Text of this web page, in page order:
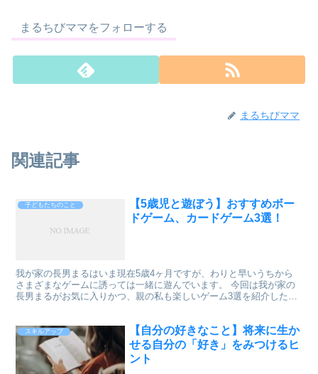
まるちびママをフォローする
まるちびママ
関連記事
子どもたちのこと
【5歳児と遊ぼう】おすすめボー
ドゲーム、カードゲーム3選！
我が家の長男まるはいま現在5歳4ヶ月ですが、わりと早いうちから
さまざまなゲームに誘っては一緒に遊んでいます。 今回は我が家の
長男まるがお気に入りかつ、親の私も楽しいゲーム3選を紹介したい
スキルアップ
【自分の好きなこと】将来に生か
せる自分の「好き」をみつけるヒ
ント